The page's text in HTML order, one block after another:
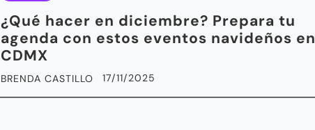
¿Qué hacer en diciembre? Prepara tu
agenda con estos eventos navideños en
CDMX
BRENDA CASTILLO 17/11/2025